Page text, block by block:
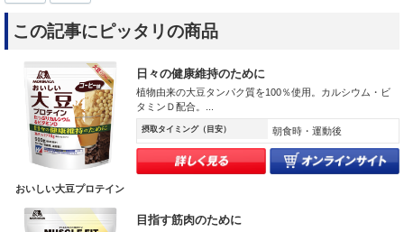
この記事にピッタリの商品
おいしい大豆プロテイン
日々の健康維持のために
植物由来の大豆タンパク質を100％使用。カルシウム・ビ
タミンＤ配合。...
摂取タイミング（目安） 朝食時・運動後
目指す筋肉のために